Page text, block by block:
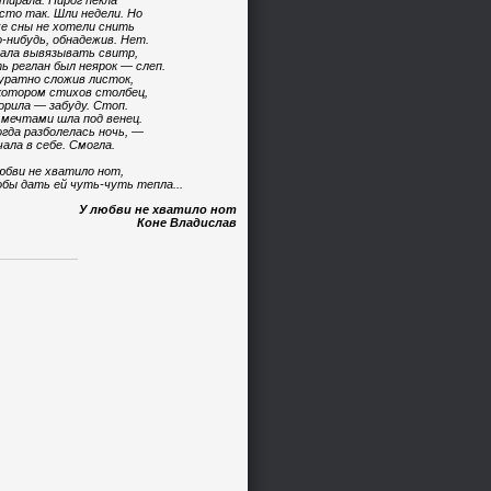
так. Шли недели. Но
сны не хотели снить
нибудь, обнадежив. Нет.
вывязывать свитр,
реглан был неярок — слеп.
сложив листок,
стихов столбец,
— забуду. Стоп.
шла под венец.
разболелась ночь, —
в себе. Смогла.
не хватило нот,
дать ей чуть-чуть тепла...
У любви не хватило нот
Коне Владислав